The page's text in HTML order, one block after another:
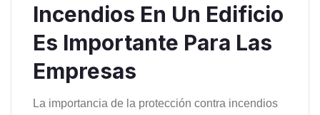
Incendios En Un Edificio
Es Importante Para Las
Empresas
La importancia de la protección contra incendios